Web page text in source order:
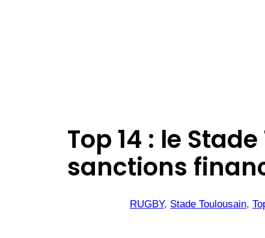
Top 14 : le
sanctions
RUGBY, Stade Toulousain,